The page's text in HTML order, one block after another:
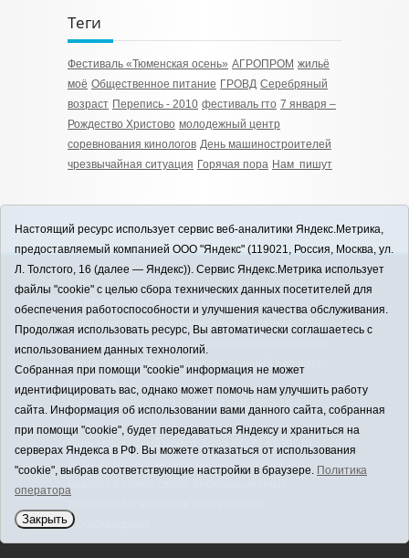
Теги
Фестиваль «Тюменская осень» АГРОПРОМ жильё
моё Общественное питание ГРОВД Серебряный
возраст Перепись - 2010 фестиваль гто 7 января –
Рождество Христово молодежный центр
соревнования кинологов День машиностроителей
чрезвычайная ситуация Горячая пора Нам пишут
12+
ЗАВОДОУКОВСК online / Новости
Заводоуковского муниципального округа, 2026
Учредитель: АНО "Информационно-издательский
центр "Заводоуковские вести". Главный редактор:
E-mail:
zavest@obl72.ru
Тел.: 8 (34542) 2-10-33
Политика оператора
Регистрационный номер Эл № ФС 77-66397 от
14.07.2016г. выдан Федеральной службой по
(Роскомнадзор)
Настоящий ресурс использует сервис веб-аналитики Яндекс.Метрика,
предоставляемый компанией ООО "Яндекс" (119021, Россия, Москва, ул.
Л. Толстого, 16 (далее — Яндекс)). Сервис Яндекс.Метрика использует
файлы "cookie" с целью сбора технических данных посетителей для
обеспечения работоспособности и улучшения качества обслуживания.
Продолжая использовать ресурс, Вы автоматически соглашаетесь с
использованием данных технологий.
Собранная при помощи "cookie" информация не может
идентифицировать вас, однако может помочь нам улучшить работу
сайта. Информация об использовании вами данного сайта, собранная
при помощи "cookie", будет передаваться Яндексу и храниться на
серверах Яндекса в РФ. Вы можете отказаться от использования
"cookie", выбрав соответствующие настройки в браузере. Политика
оператора
Закрыть